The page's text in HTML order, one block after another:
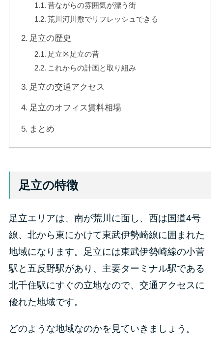
昔ながらの雰囲気が漂う街
荒川河川敷でリフレッシュできる
足立の歴史
足立区足立の昔
これからの計画と取り組み
足立の交通アクセス
足立のオフィス賃料相場
まとめ
足立の特徴
足立エリアは、南が荒川に面し、西は国道4号
線、北から東にかけて東武伊勢崎線に囲まれた
地域になります。足立には東武伊勢崎線の小菅
駅と五反野駅があり、主要ターミナル駅である
北千住駅にすぐの立地なので、交通アクセスに
優れた地域です。
どのような地域なのかを見ていきましょう。